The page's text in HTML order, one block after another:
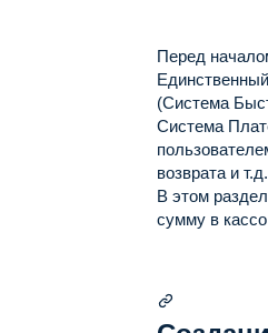
Перед
(Система
Система
возврата и т.д.
В этом
сумму в